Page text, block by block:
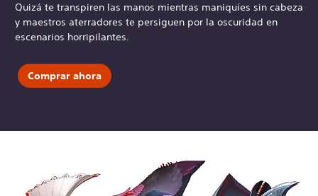
Quizá te transpiren las manos mientras maniquíes sin cabeza
y maestros aterradores te persiguen por la oscuridad en
escenarios horripilantes.
Comprar ahora